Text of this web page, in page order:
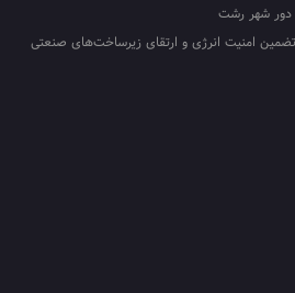
امنیت انرژی و ارتقای زیرساخت‌های صنعتی